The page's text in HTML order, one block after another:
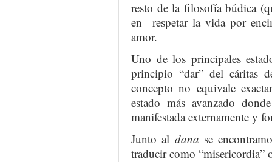
resto de la filosofía búdica
en respetar la vida por
amor.
Uno de los principales
principio “dar” del cáritas
concepto no equivale
estado más avanzado
manifestada externamente y
Junto al dana se
traducir como “misericordia”